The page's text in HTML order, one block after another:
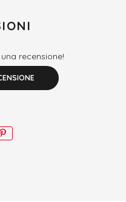
recensione!